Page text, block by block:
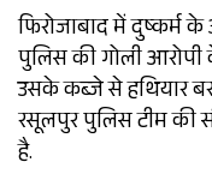
फिरोजाबाद में दुष्कर्म
पुलिस की गोली
उसके कब्जे से हथियार
रसूलपुर पुलिस टीम की
है.